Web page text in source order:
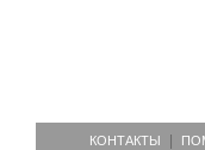
КОНТАКТЫ